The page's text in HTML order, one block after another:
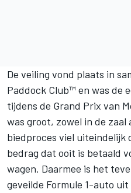
De veiling vond plaats in
Paddock Club™ en was de
tijdens de Grand Prix van
was groot, zowel in de zaal
biedproces viel uiteindelijk
bedrag dat ooit is betaald
wagen. Daarmee is het
geveilde Formule 1-auto